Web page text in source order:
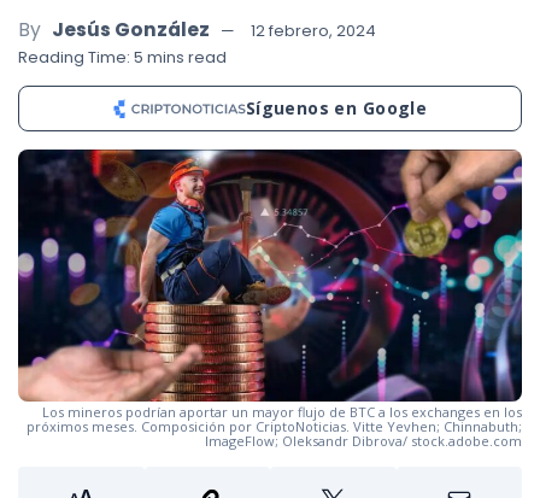
By Jesús González
12 febrero, 2024
Reading Time: 5 mins read
Síguenos en Google
Los mineros podrían aportar un mayor flujo de BTC a los exchanges en los
próximos meses. Composición por CriptoNoticias. Vitte Yevhen; Chinnabuth;
ImageFlow; Oleksandr Dibrova/ stock.adobe.com